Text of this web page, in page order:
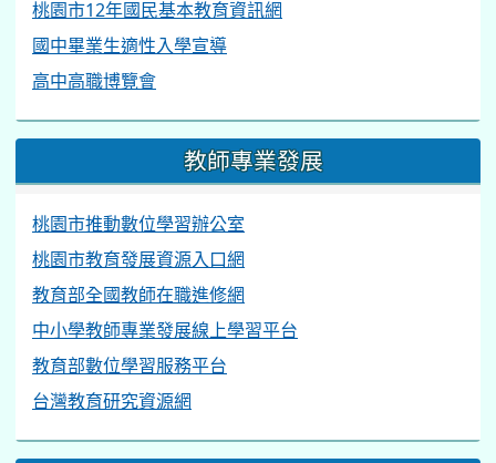
桃園市12年國民基本教育資訊網
國中畢業生適性入學宣導
高中高職博覽會
教師專業發展
桃園市推動數位學習辦公室
桃園市教育發展資源入口網
教育部全國教師在職進修網
中小學教師專業發展線上學習平台
教育部數位學習服務平台
台灣教育研究資源網